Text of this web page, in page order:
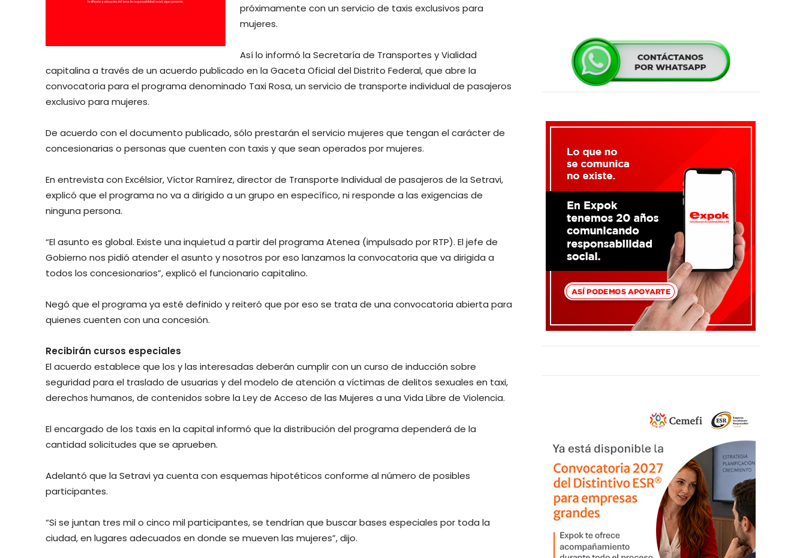
próximamente con un servicio de taxis exclusivos para
mujeres.
Así lo informó la Secretaría de Transportes y Vialidad
capitalina a través de un acuerdo publicado en la Gaceta Oficial del Distrito Federal, que abre la
convocatoria para el programa denominado Taxi Rosa, un servicio de transporte individual de pasajeros
exclusivo para mujeres.
De acuerdo con el documento publicado, sólo prestarán el servicio mujeres que tengan el carácter de
concesionarias o personas que cuenten con taxis y que sean operados por mujeres.
En entrevista con Excélsior, Víctor Ramírez, director de Transporte Individual de pasajeros de la Setravi,
explicó que el programa no va a dirigido a un grupo en específico, ni responde a las exigencias de
ninguna persona.
“El asunto es global. Existe una inquietud a partir del programa Atenea (impulsado por RTP). El jefe de
Gobierno nos pidió atender el asunto y nosotros por eso lanzamos la convocatoria que va dirigida a
todos los concesionarios”, explicó el funcionario capitalino.
Negó que el programa ya esté definido y reiteró que por eso se trata de una convocatoria abierta para
quienes cuenten con una concesión.
Recibirán cursos especiales
El acuerdo establece que los y las interesadas deberán cumplir con un curso de inducción sobre
seguridad para el traslado de usuarias y del modelo de atención a víctimas de delitos sexuales en taxi,
derechos humanos, de contenidos sobre la Ley de Acceso de las Mujeres a una Vida Libre de Violencia.
El encargado de los taxis en la capital informó que la distribución del programa dependerá de la
cantidad solicitudes que se aprueben.
Adelantó que la Setravi ya cuenta con esquemas hipotéticos conforme al número de posibles
participantes.
“Si se juntan tres mil o cinco mil participantes, se tendrían que buscar bases especiales por toda la
ciudad, en lugares adecuados en donde se mueven las mujeres”, dijo.